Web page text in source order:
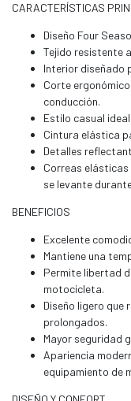
CARACTERÍSTICAS
Diseño Four
Tejido resistente
Interior diseñado
Corte
conducción.
Estilo casual
Cintura elástica
Detalles
Correas
se levante
BENEFICIOS
Excelente
Mantiene una
Permite libertad
motocicleta.
Diseño ligero
prolongados.
Mayor seguridad
Apariencia
equipamiento de